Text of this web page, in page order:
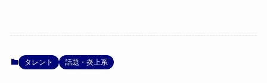
タレント 話題・炎上系